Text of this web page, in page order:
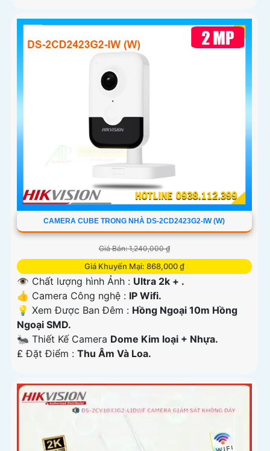
CAMERA CUBE TRONG NHÀ DS-2CD2423G2-IW (W)
Giá Bán: 1,240,000 ₫
Giá Khuyến Mại: 868,000 ₫
👁 Chất lượng hình Ảnh : Ultra 2k + .
👍 Camera Công nghệ : IP Wifi.
💡 Xem Được Ban Đêm : Hồng Ngoại 10m Hồng
Ngoại SMD.
🐜 Thiết Kế Camera Dome Kim loại + Nhựa.
️₤ Đặt Điểm : Thu Âm Và Loa.